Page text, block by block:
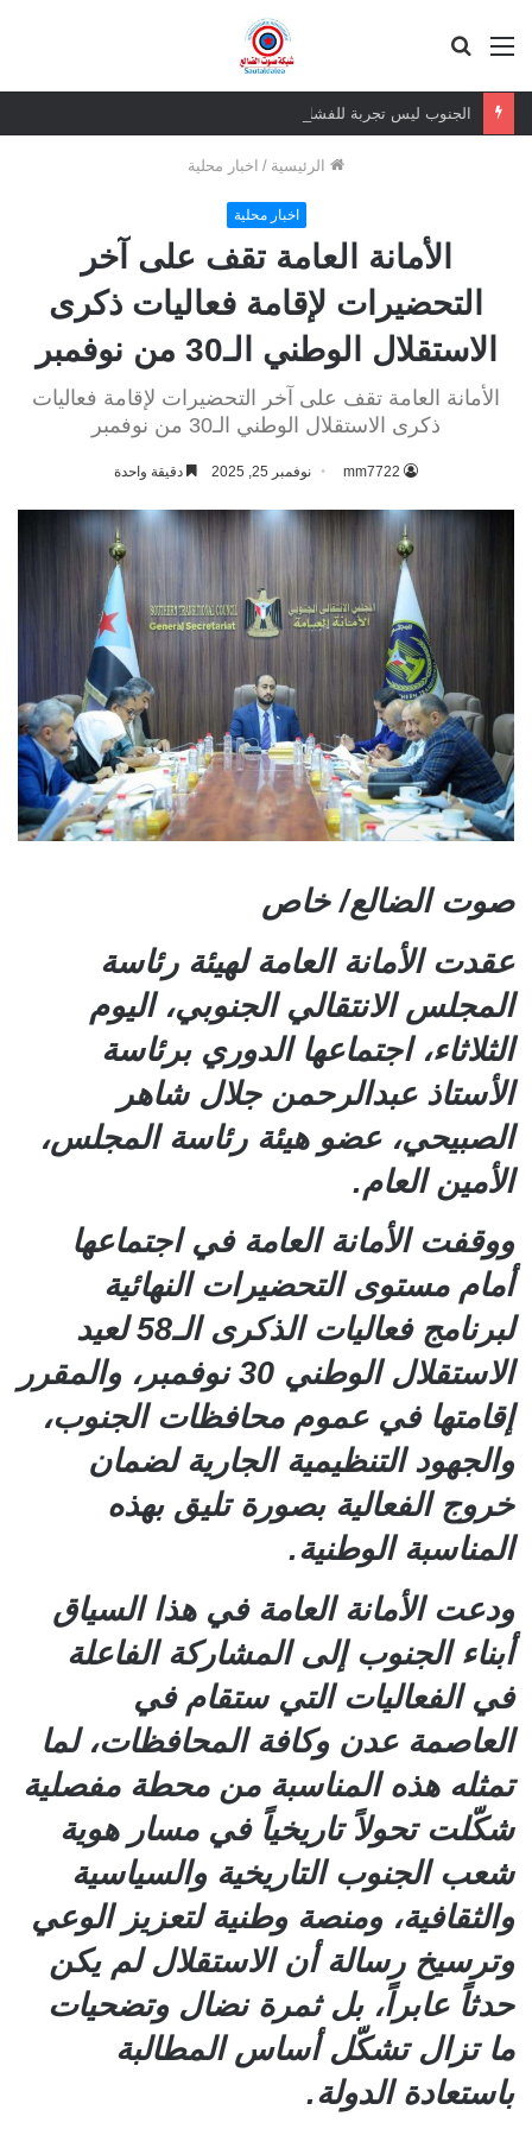
القائمة
الجنوب ليس تجربة للفشل
الرئيسية / اخبار محلية
اخبار محلية
الأمانة العامة تقف على آخر
التحضيرات لإقامة فعاليات ذكرى
الاستقلال الوطني الـ30 من نوفمبر
الأمانة العامة تقف على آخر التحضيرات لإقامة فعاليات
ذكرى الاستقلال الوطني الـ30 من نوفمبر
mm7722 نوفمبر 25, 2025 دقيقة واحدة
صوت الضالع/ خاص
عقدت الأمانة العامة لهيئة رئاسة
المجلس الانتقالي الجنوبي، اليوم
الثلاثاء، اجتماعها الدوري برئاسة
الأستاذ عبدالرحمن جلال شاهر
الصبيحي، عضو هيئة رئاسة المجلس،
الأمين العام.
ووقفت الأمانة العامة في اجتماعها
أمام مستوى التحضيرات النهائية
لبرنامج فعاليات الذكرى الـ58 لعيد
الاستقلال الوطني 30 نوفمبر، والمقرر
إقامتها في عموم محافظات الجنوب،
والجهود التنظيمية الجارية لضمان
خروج الفعالية بصورة تليق بهذه
المناسبة الوطنية.
ودعت الأمانة العامة في هذا السياق
أبناء الجنوب إلى المشاركة الفاعلة
في الفعاليات التي ستقام في
العاصمة عدن وكافة المحافظات، لما
تمثله هذه المناسبة من محطة مفصلية
شكّلت تحولاً تاريخياً في مسار هوية
شعب الجنوب التاريخية والسياسية
والثقافية، ومنصة وطنية لتعزيز الوعي
وترسيخ رسالة أن الاستقلال لم يكن
حدثاً عابراً، بل ثمرة نضال وتضحيات
ما تزال تشكّل أساس المطالبة
باستعادة الدولة.